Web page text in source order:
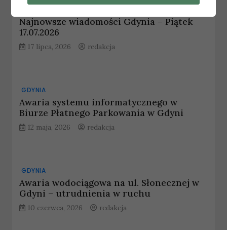
Najnowsze wiadomości Gdynia – Piątek
17.07.2026
17 lipca, 2026 redakcja
GDYNIA
Awaria systemu informatycznego w
Biurze Płatnego Parkowania w Gdyni
12 maja, 2026 redakcja
GDYNIA
Awaria wodociągowa na ul. Słonecznej w
Gdyni – utrudnienia w ruchu
10 czerwca, 2026 redakcja